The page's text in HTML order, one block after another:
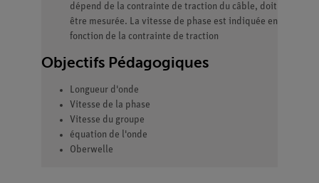
dépend de la contrainte de traction du câble, doit
être mesurée. La vitesse de phase est indiquée en
fonction de la contrainte de traction
Objectifs Pédagogiques
Longueur d'onde
Vitesse de la phase
Vitesse du groupe
équation de l'onde
Oberwelle